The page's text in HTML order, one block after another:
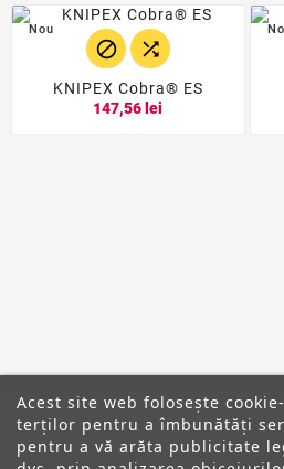
Nou
 
KNIPEX Cobra® ES
147,56 lei
Acest site web folosește
terților pentru a îmbunătăți
pentru a vă arăta publicitate